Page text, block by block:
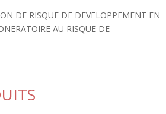
DE RISQUE DE DEVELOPPEMENT EN
AU RISQUE DE